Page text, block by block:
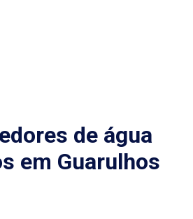
de água
em Guarulhos